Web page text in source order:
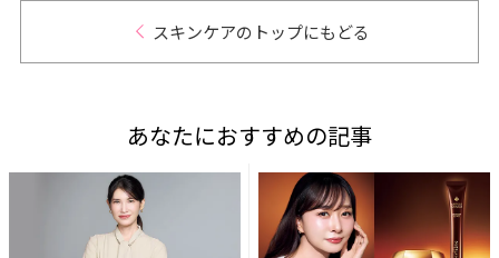
スキンケアのトップにもどる
あなたにおすすめの記事